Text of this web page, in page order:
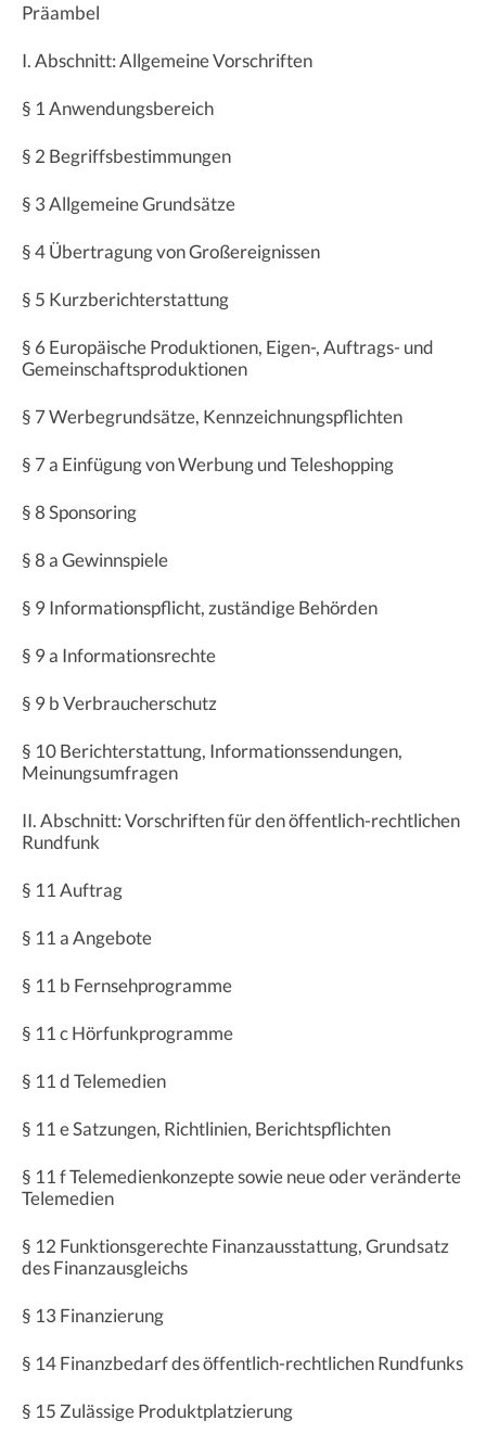
Präambel
I. Abschnitt: Allgemeine Vorschriften
§ 1 Anwendungsbereich
§ 2 Begriffsbestimmungen
§ 3 Allgemeine Grundsätze
§ 4 Übertragung von Großereignissen
§ 5 Kurzberichterstattung
§ 6 Europäische Produktionen, Eigen-, Auftrags- und
Gemeinschaftsproduktionen
§ 7 Werbegrundsätze, Kennzeichnungspflichten
§ 7 a Einfügung von Werbung und Teleshopping
§ 8 Sponsoring
§ 8 a Gewinnspiele
§ 9 Informationspflicht, zuständige Behörden
§ 9 a Informationsrechte
§ 9 b Verbraucherschutz
§ 10 Berichterstattung, Informationssendungen,
Meinungsumfragen
II. Abschnitt: Vorschriften für den öffentlich-rechtlichen
Rundfunk
§ 11 Auftrag
§ 11 a Angebote
§ 11 b Fernsehprogramme
§ 11 c Hörfunkprogramme
§ 11 d Telemedien
§ 11 e Satzungen, Richtlinien, Berichtspflichten
§ 11 f Telemedienkonzepte sowie neue oder veränderte
Telemedien
§ 12 Funktionsgerechte Finanzausstattung, Grundsatz
des Finanzausgleichs
§ 13 Finanzierung
§ 14 Finanzbedarf des öffentlich-rechtlichen Rundfunks
§ 15 Zulässige Produktplatzierung